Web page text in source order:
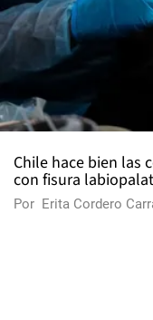
Chile hace bien las
con fisura
Por Erita Cordero